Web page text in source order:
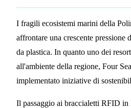
I fragili ecosistemi marini della
affrontare una crescente pressione
da plastica. In quanto uno dei
all'ambiente della regione, Four
implementato iniziative di
Il passaggio ai braccialetti RFID in